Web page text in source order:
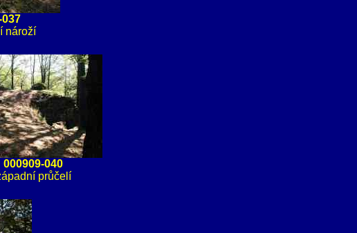
nároží
000909-040
průčelí